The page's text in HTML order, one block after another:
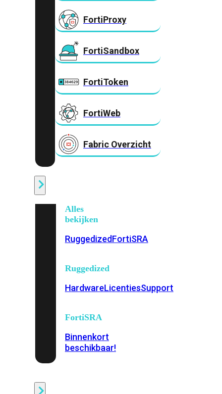
FortiProxy
FortiSandbox
FortiToken
FortiWeb
Fabric Overzicht
Alles
bekijken
RuggedizedFortiSRA
Ruggedized
HardwareLicentiesSupport
FortiSRA
Binnenkort
beschikbaar!